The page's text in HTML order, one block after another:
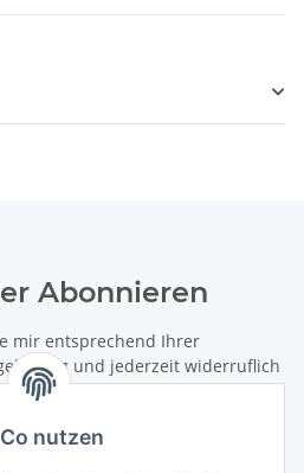
nutzen
Abonnieren
mir entsprechend Ihrer
und jederzeit widerruflich
per E-Mail zu.